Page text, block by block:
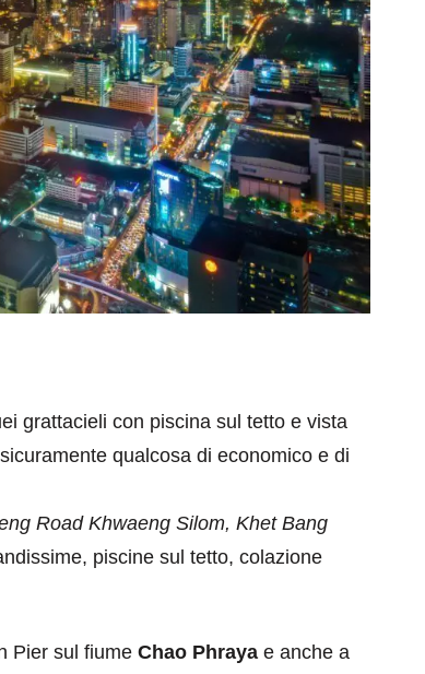
grattacieli con piscina sul tetto e vista
qualcosa di economico e di
Road Khwaeng Silom, Khet Bang
piscine sul tetto, colazione
Pier sul fiume Chao Phraya e anche a